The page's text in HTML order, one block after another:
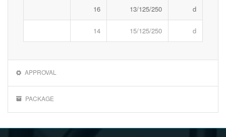
16 13/125/250 d
14 15/125/250 d
APPROVAL
PACKAGE